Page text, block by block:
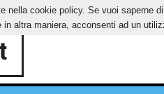
cookie policy. Se vuoi saperne
altra maniera, acconsenti ad un